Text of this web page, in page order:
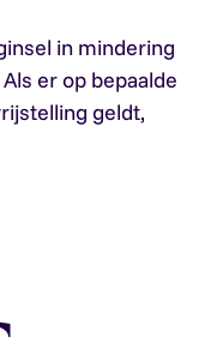
in mindering
er op bepaalde
geldt,